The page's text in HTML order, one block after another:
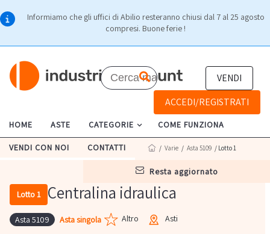
Informiamo che gli uffici di Abilio resteranno chiusi dal 7 al 25 agosto
compresi. Buone ferie !
VENDI
ACCEDI/REGISTRATI
HOME ASTE CATEGORIE COME FUNZIONA
VENDI CON NOI CONTATTI
resta aggiornato
/ Varie / Asta 5109 / Lotto 1
Lotto 1 Centralina idraulica
Asta 5109 Asta singola Altro
Asti